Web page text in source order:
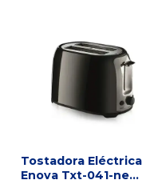
Tostadora Eléctrica
Enova Txt-041-ne